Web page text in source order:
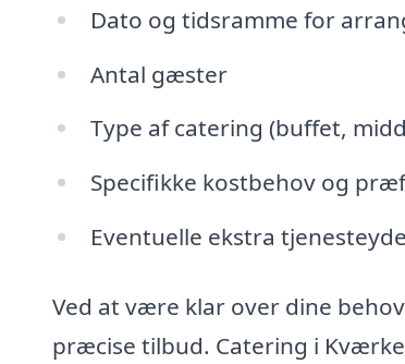
Dato og tidsramme for
Antal gæster
Type af catering (buffet,
Specifikke kostbehov og
Eventuelle ekstra
Ved at være klar over dine
præcise tilbud. Catering i